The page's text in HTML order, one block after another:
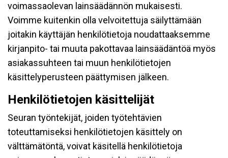
voimassaolevan lainsäädännön mukaisesti.
Voimme kuitenkin olla velvoitettuja säilyttämään
joitakin käyttäjän henkilötietoja noudattaaksemme
kirjanpito- tai muuta pakottavaa lainsäädäntöä myös
asiakassuhteen tai muun henkilötietojen
käsittelyperusteen päättymisen jälkeen.
Henkilötietojen käsittelijät
Seuran työntekijät, joiden työtehtävien
toteuttamiseksi henkilötietojen käsittely on
välttämätöntä, voivat käsitellä henkilötietoja